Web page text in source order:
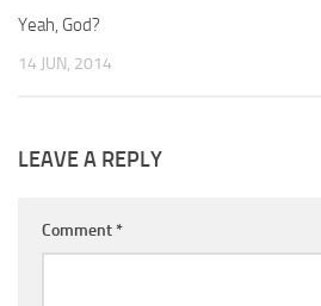
Yeah, God?
14 JUN, 2014
LEAVE A REPLY
Comment *